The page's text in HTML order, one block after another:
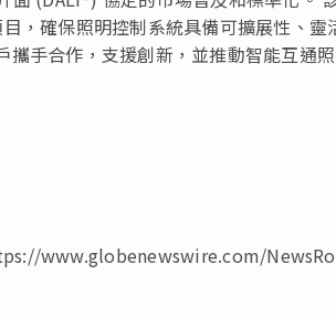
，確保照明控制系統具備可擴展性、靈
手合作，支援創新，並推動智能互通
www.globenewswire.com/